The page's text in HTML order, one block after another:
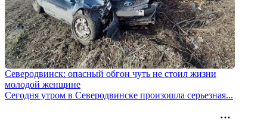
Северодвинск: опасный обгон чуть не стоил жизни
молодой женщине
Сегодня утром в Северодвинске произошла серьезная...